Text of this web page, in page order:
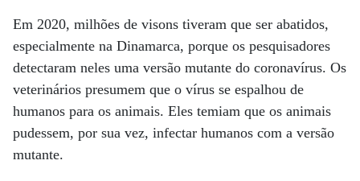
Em 2020, milhões de visons tiveram que ser abatidos,
especialmente na Dinamarca, porque os pesquisadores
detectaram neles uma versão mutante do coronavírus. Os
veterinários presumem que o vírus se espalhou de
humanos para os animais. Eles temiam que os animais
pudessem, por sua vez, infectar humanos com a versão
mutante.